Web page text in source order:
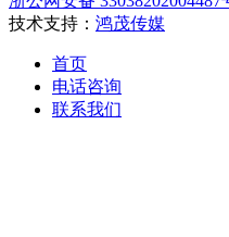
技术支持： 鸿茂传媒
首页
电话咨询
联系我们